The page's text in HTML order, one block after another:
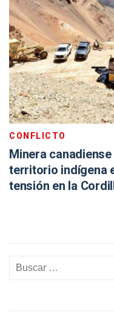
CONFLICTO
Minera
territorio indígena
tensión en la